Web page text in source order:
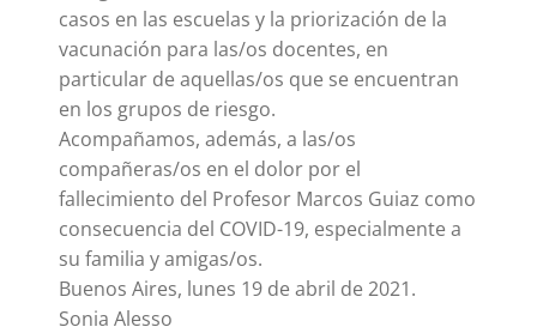
casos en las escuelas y la priorización de la
vacunación para las/os docentes, en
particular de aquellas/os que se encuentran
en los grupos de riesgo.
Acompañamos, además, a las/os
compañeras/os en el dolor por el
fallecimiento del Profesor Marcos Guiaz como
consecuencia del COVID-19, especialmente a
su familia y amigas/os.
Buenos Aires, lunes 19 de abril de 2021.
Sonia Alesso